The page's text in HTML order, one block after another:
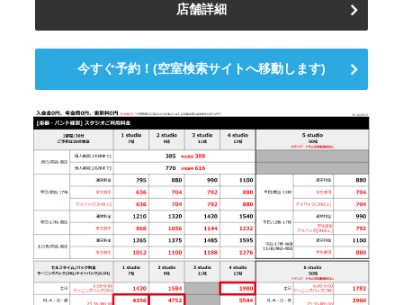
店舗詳細
今すぐ予約！(空室検索サイトへ移動します)